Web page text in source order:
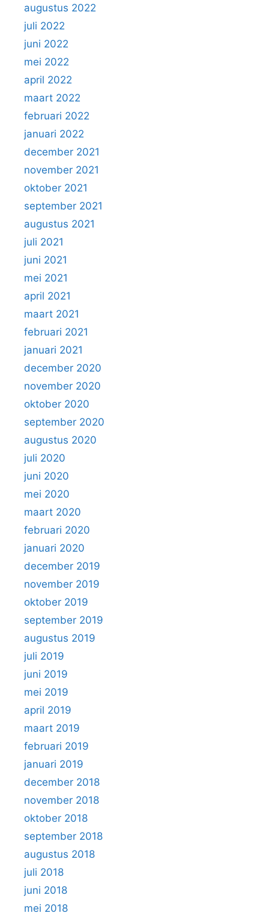
augustus 2022
juli 2022
juni 2022
mei 2022
april 2022
maart 2022
februari 2022
januari 2022
december 2021
november 2021
oktober 2021
september 2021
augustus 2021
juli 2021
juni 2021
mei 2021
april 2021
maart 2021
februari 2021
januari 2021
december 2020
november 2020
oktober 2020
september 2020
augustus 2020
juli 2020
juni 2020
mei 2020
maart 2020
februari 2020
januari 2020
december 2019
november 2019
oktober 2019
september 2019
augustus 2019
juli 2019
juni 2019
mei 2019
april 2019
maart 2019
februari 2019
januari 2019
december 2018
november 2018
oktober 2018
september 2018
augustus 2018
juli 2018
juni 2018
mei 2018